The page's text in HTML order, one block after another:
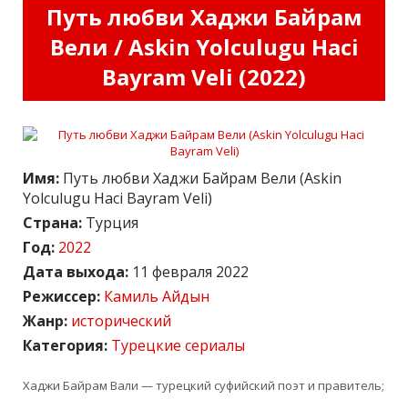
Путь любви Хаджи Байрам
Вели / Askin Yolculugu Haci
Bayram Veli (2022)
Имя: Путь любви Хаджи Байрам Вели (Askin
Yolculugu Haci Bayram Veli)
Страна: Турция
Год: 2022
Дата выхода: 11 февраля 2022
Режиссер: Камиль Айдын
Жанр: исторический
Категория: Турецкие сериалы
Хаджи Байрам Вали — турецкий суфийский поэт и правитель;